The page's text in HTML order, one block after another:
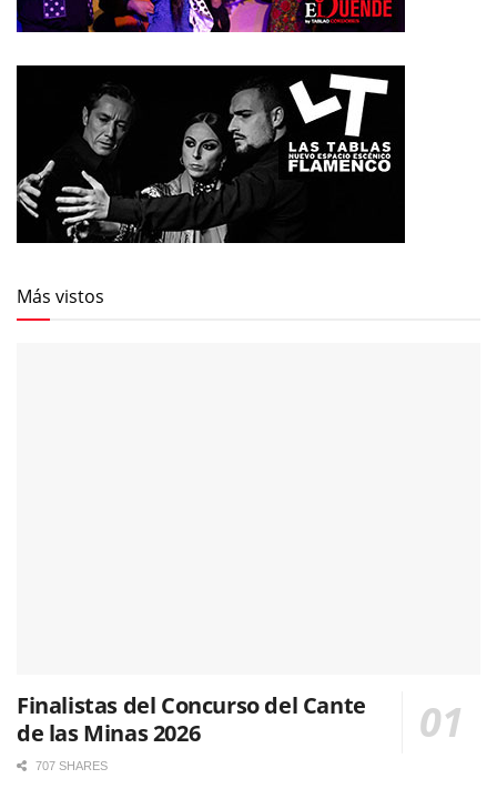
Más vistos
Finalistas del Concurso del Cante
de las Minas 2026
707 SHARES